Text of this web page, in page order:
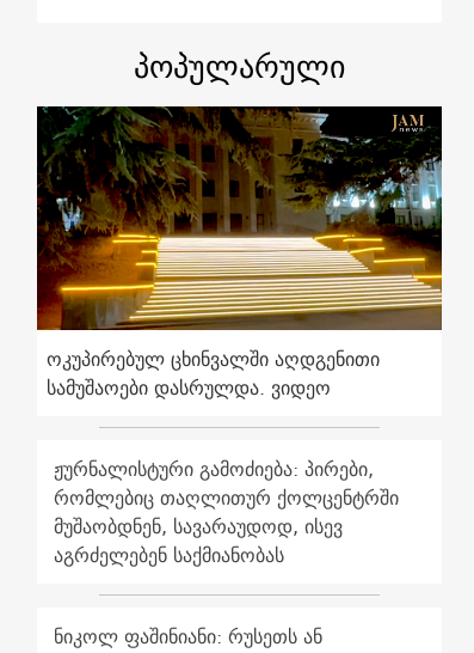
პოპულარული
ოკუპირებულ ცხინვალში აღდგენითი
სამუშაოები დასრულდა. ვიდეო
ჟურნალისტური გამოძიება: პირები,
რომლებიც თაღლითურ ქოლცენტრში
მუშაობდნენ, სავარაუდოდ, ისევ
აგრძელებენ საქმიანობას
ნიკოლ ფაშინიანი: რუსეთს ან